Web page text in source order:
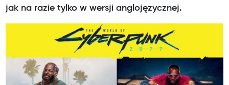
jak na razie tylko w wersji anglojęzycznej.